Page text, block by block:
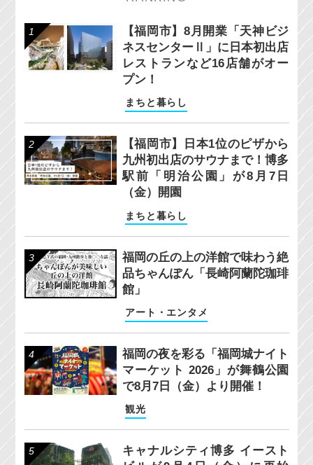
【福岡市】8月開業「天神ビジ
ネスセンターⅡ」に日本初出店
レストランなど16店舗がオー
プン！
まちと暮らし
【福岡市】日本1位のピザから
九州初出店のサウナまで！博多
駅前「明治公園」が8月7日
（金）開園
まちと暮らし
福岡の丘の上の洋館で味わう絶
品ちゃんぽん「長崎阿蘭陀珈琲
館」
アート・エンタメ
福岡の夜を彩る「福岡城ナイト
マーケット 2026」が舞鶴公園
で8月7日（金）より開催！
観光
キャナルシティ博多 イースト